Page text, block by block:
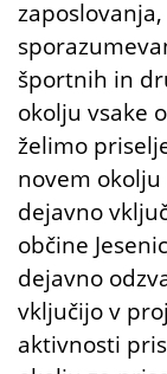
športnih in
okolju vsake
želimo
novem
dejavno
občine
dejavno
vključijo v
aktivnosti